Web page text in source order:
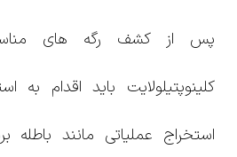
پس از کشف رگه های
کلینوپتیلولایت باید اقدام به
استخراج عملیاتی مانند